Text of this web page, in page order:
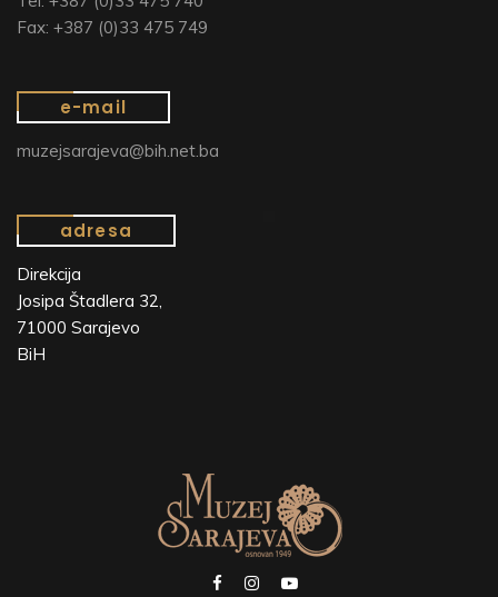
Fax: +387 (0)33 475 749
e-mail
muzejsarajeva@bih.net.ba
adresa
Direkcija
Josipa Štadlera 32,
71000 Sarajevo
BiH